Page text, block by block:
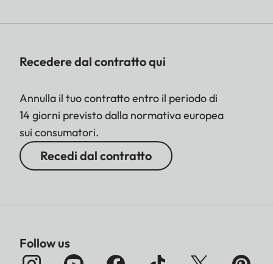
Recedere dal contratto qui
Annulla il tuo contratto entro il periodo di
14 giorni previsto dalla normativa europea
sui consumatori.
Recedi dal contratto
Follow us